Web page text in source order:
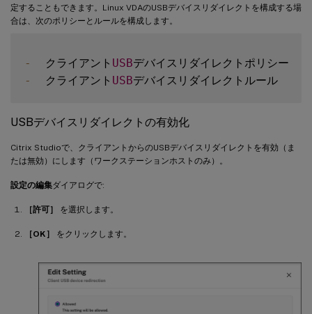
定することもできます。Linux VDAのUSBデバイスリダイレクトを構成する場
合は、次のポリシーとルールを構成します。
-
  クライアント
USB
-
  クライアント
USB
USBデバイスリダイレクトの有効化
Citrix Studioで、クライアントからのUSBデバイスリダイレクトを有効（ま
たは無効）にします（ワークステーションホストのみ）。
設定の編集ダイアログで:
［許可］ を選択します。
［OK］ をクリックします。